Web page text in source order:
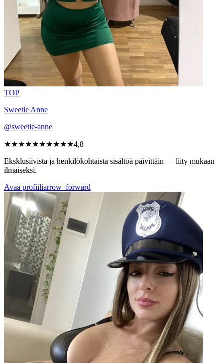
TOP
Sweetie Anne
@sweetie-anne
★★★★★★★★★★4,8
Eksklusiivista ja henkilökohtaista sisältöä päivittäin — liity mukaan
ilmaiseksi.
Avaa profiiliarrow_forward